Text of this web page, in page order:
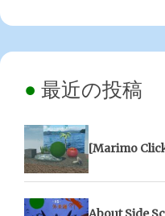
最近の投稿
[Marimo